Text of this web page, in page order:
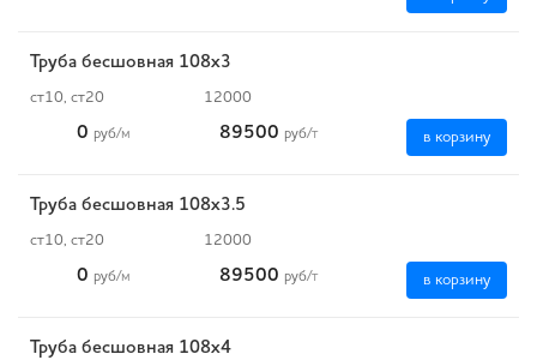
Труба бесшовная 108х3
ст10, ст20 12000
0 руб/м 89500 руб/т в корзину
Труба бесшовная 108х3.5
ст10, ст20 12000
0 руб/м 89500 руб/т в корзину
Труба бесшовная 108х4